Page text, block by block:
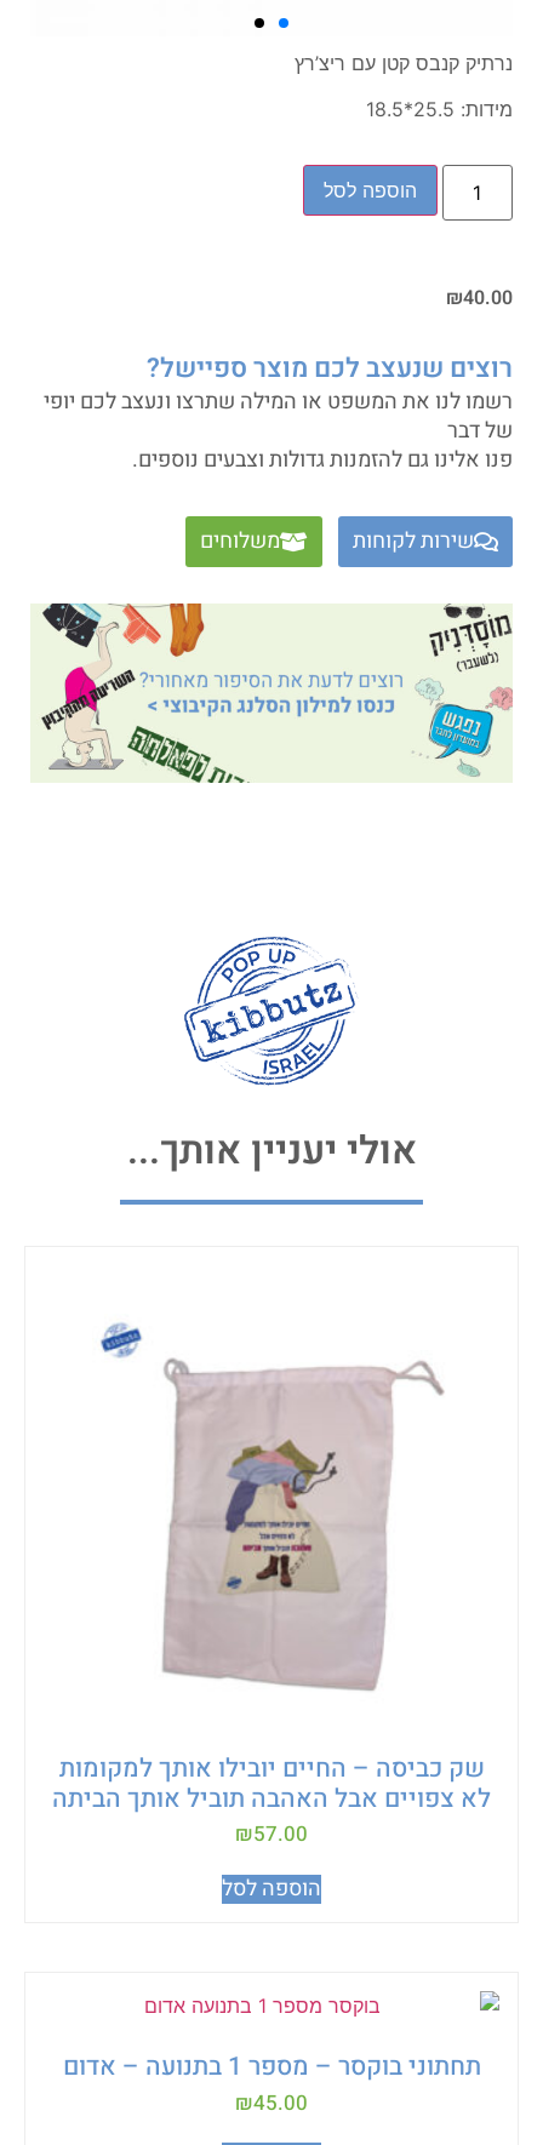
נרתיק קנבס קטן עם ריצ’רץ
מידות: 25.5*18.5
הוספה לסל
₪40.00
רוצים שנעצב לכם מוצר ספיישל?
רשמו לנו את המשפט או המילה שתרצו ונעצב לכם יופי
של דבר
פנו אלינו גם להזמנות גדולות וצבעים נוספים.
שירות לקוחות משלוחים
אולי יעניין אותך...
שק כביסה – החיים יובילו אותך למקומות
לא צפויים אבל האהבה תוביל אותך הביתה
₪57.00
הוספה לסל
תחתוני בוקסר – מספר 1 בתנועה – אדום
₪45.00